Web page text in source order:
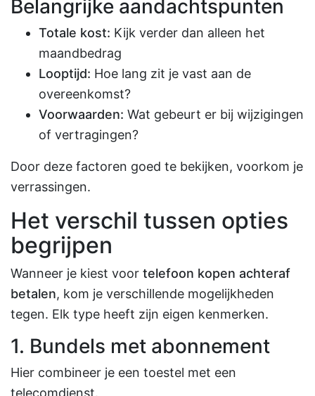
Belangrijke aandachtspunten
Totale kost: Kijk verder dan alleen het
maandbedrag
Looptijd: Hoe lang zit je vast aan de
overeenkomst?
Voorwaarden: Wat gebeurt er bij wijzigingen
of vertragingen?
Door deze factoren goed te bekijken, voorkom je
verrassingen.
Het verschil tussen opties
begrijpen
Wanneer je kiest voor telefoon kopen achteraf
betalen, kom je verschillende mogelijkheden
tegen. Elk type heeft zijn eigen kenmerken.
1. Bundels met abonnement
Hier combineer je een toestel met een
telecomdienst.